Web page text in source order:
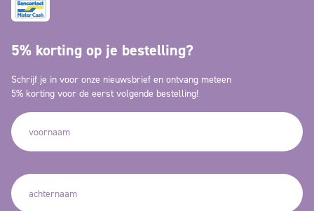
5% korting op je bestelling?
Schrijf je in voor onze nieuwsbrief en ontvang meteen
5% korting voor de eerst volgende bestelling!